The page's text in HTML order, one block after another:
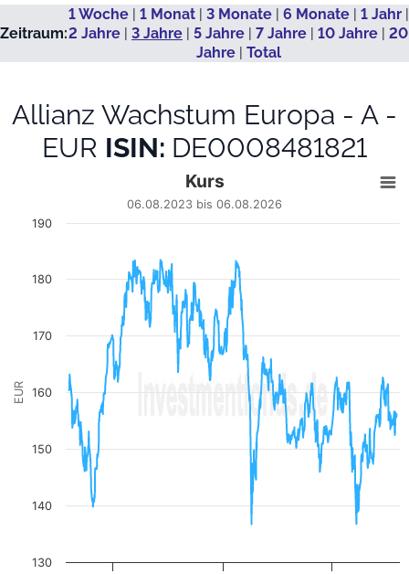
Zeitraum:
1 Woche| 1 Monat| 3 Monate| 6 Monate| 1 Jahr|
2 Jahre | 3 Jahre | 5 Jahre | 7 Jahre | 10 Jahre | 20
Jahre| Total
Allianz Wachstum Europa - A -
EUR ISIN: DE0008481821
Line chart with 724 data points.
06.08.2023 bis 06.08.2026
The chart has 1 X axis displaying Datum. Data ranges
The chart has 1 Y axis displaying EUR. Data ranges from
EUR
Kurs
06.08.2023 bis 06.08.2026
130
140
150
160
170
180
190